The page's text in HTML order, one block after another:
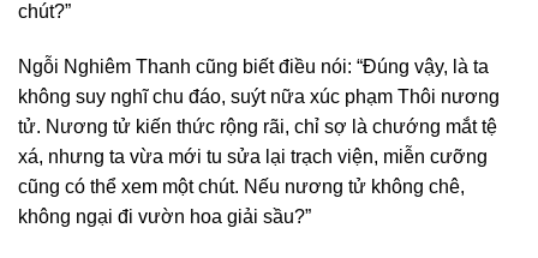
chút?”
Ngỗi Nghiêm Thanh cũng biết điều nói: “Đúng vậy, là ta
không suy nghĩ chu đáo, suýt nữa xúc phạm Thôi nương
tử. Nương tử kiến thức rộng rãi, chỉ sợ là chướng mắt tệ
xá, nhưng ta vừa mới tu sửa lại trạch viện, miễn cưỡng
cũng có thể xem một chút. Nếu nương tử không chê,
không ngại đi vườn hoa giải sầu?”